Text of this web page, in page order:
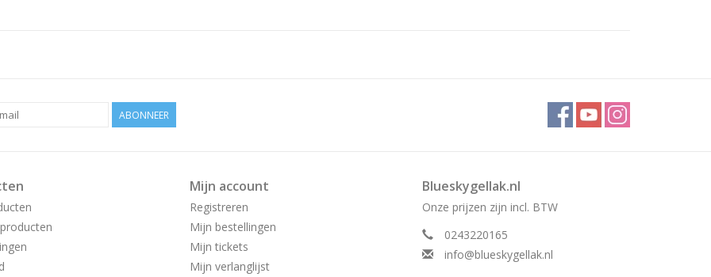
ABONNEER
Mijn account
Registreren
Mijn bestellingen
Mijn tickets
Mijn verlanglijst
Blueskygellak.nl
Onze prijzen zijn incl. BTW
0243220165
info@blueskygellak.nl